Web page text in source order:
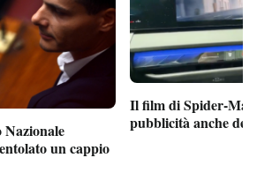
un cappio
Il film di Spider-Man
pubblicità anche